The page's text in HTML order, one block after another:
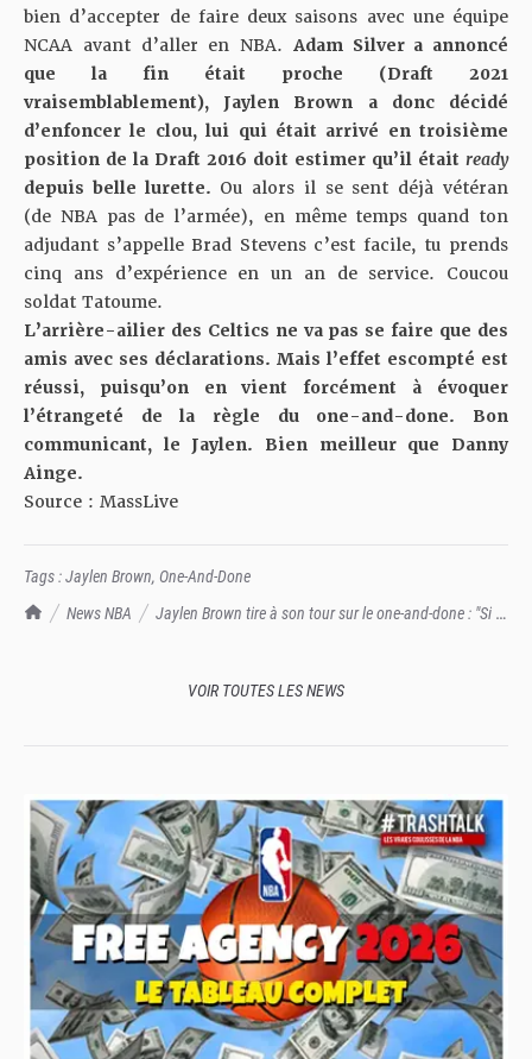
TrashTalk Actu NBA
News NBA
Jaylen Brown tire à son tour sur le one-and-done : "Si tu
bien d’accepter de faire deux saisons avec une équipe
NCAA avant d’aller en NBA. Adam Silver a annoncé
que la fin était proche (Draft 2021
vraisemblablement), Jaylen Brown a donc décidé
d’enfoncer le clou, lui qui était arrivé en troisième
position de la Draft 2016 doit estimer qu’il était ready
depuis belle lurette. Ou alors il se sent déjà vétéran
(de NBA pas de l’armée), en même temps quand ton
adjudant s’appelle Brad Stevens c’est facile, tu prends
cinq ans d’expérience en un an de service. Coucou
soldat Tatoume.
L’arrière-ailier des Celtics ne va pas se faire que des
amis avec ses déclarations. Mais l’effet escompté est
réussi, puisqu’on en vient forcément à évoquer
l’étrangeté de la règle du one-and-done. Bon
communicant, le Jaylen. Bien meilleur que Danny
Ainge.
Source : MassLive
Tags :Jaylen Brown, One-And-Done
VOIR TOUTES LES NEWS